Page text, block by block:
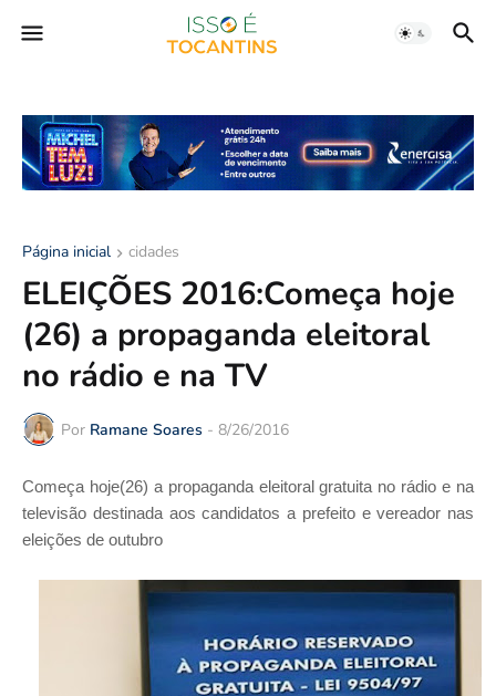
Página inicial cidades
ELEIÇÕES 2016:Começa hoje
(26) a propaganda eleitoral
no rádio e na TV
Por Ramane Soares - 8/26/2016
Começa hoje(26) a propaganda eleitoral gratuita no rádio e na
televisão destinada aos candidatos a prefeito e vereador nas
eleições de outubro